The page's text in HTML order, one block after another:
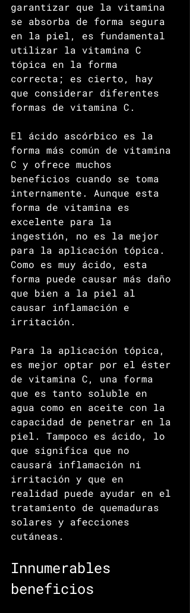
garantizar que la vitamina
se absorba de forma segura
en la piel, es fundamental
utilizar la vitamina C
tópica en la forma
correcta; es cierto, hay
que considerar diferentes
formas de vitamina C.
El ácido ascórbico es la
forma más común de vitamina
C y ofrece muchos
beneficios cuando se toma
internamente. Aunque esta
forma de vitamina es
excelente para la
ingestión, no es la mejor
para la aplicación tópica.
Como es muy ácido, esta
forma puede causar más daño
que bien a la piel al
causar inflamación e
irritación.
Para la aplicación tópica,
es mejor optar por el éster
de vitamina C, una forma
que es tanto soluble en
agua como en aceite con la
capacidad de penetrar en la
piel. Tampoco es ácido, lo
que significa que no
causará inflamación ni
irritación y que en
realidad puede ayudar en el
tratamiento de quemaduras
solares y afecciones
cutáneas.
Innumerables
beneficios